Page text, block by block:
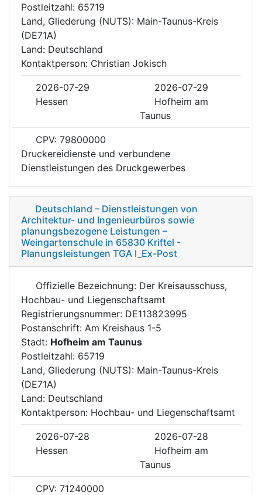
Postleitzahl: 65719
Land, Gliederung (NUTS): Main-Taunus-Kreis
(DE71A)
Land: Deutschland
Kontaktperson: Christian Jokisch
2026-07-29
2026-07-29
Hessen
Hofheim am
Taunus
CPV: 79800000
Druckereidienste und verbundene
Dienstleistungen des Druckgewerbes
Deutschland – Dienstleistungen von
Architektur- und Ingenieurbüros sowie
planungsbezogene Leistungen –
Weingartenschule in 65830 Kriftel -
Planungsleistungen TGA I_Ex-Post
Offizielle Bezeichnung: Der Kreisausschuss,
Hochbau- und Liegenschaftsamt
Registrierungsnummer: DE113823995
Postanschrift: Am Kreishaus 1-5
Stadt: Hofheim am Taunus
Postleitzahl: 65719
Land, Gliederung (NUTS): Main-Taunus-Kreis
(DE71A)
Land: Deutschland
Kontaktperson: Hochbau- und Liegenschaftsamt
2026-07-28
2026-07-28
Hessen
Hofheim am
Taunus
CPV: 71240000